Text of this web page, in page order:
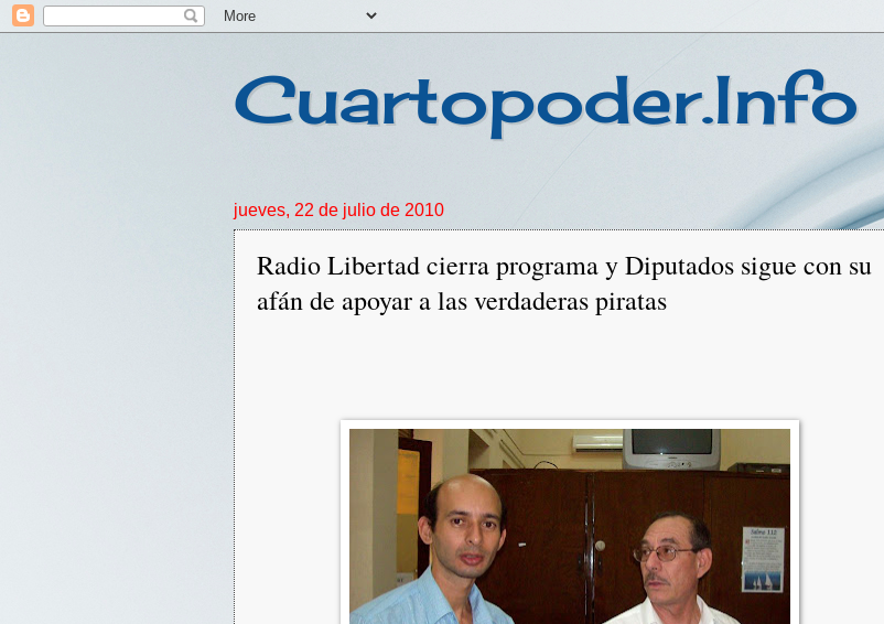
Cuartopoder.Info
jueves, 22 de julio de 2010
Radio Libertad cierra programa y Diputados sigue con su
afán de apoyar a las verdaderas piratas